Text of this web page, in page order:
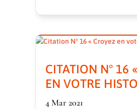
CITATION N° 16
EN VOTRE
4 Mar 2021